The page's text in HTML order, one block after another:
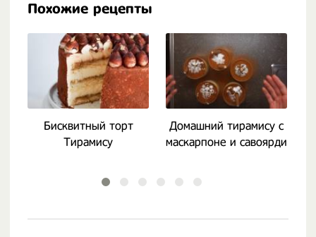
Похожие рецепты
Бисквитный торт
Тирамису
Домашний тирамису с
маскарпоне и савоярди